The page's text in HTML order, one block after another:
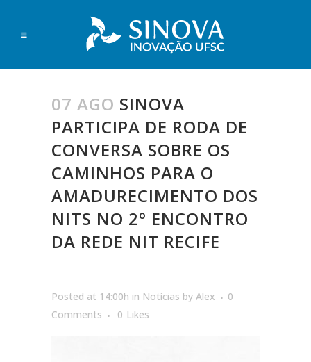
07 AGO SINOVA
PARTICIPA DE RODA DE
CONVERSA SOBRE OS
CAMINHOS PARA O
AMADURECIMENTO DOS
NITS NO 2º ENCONTRO
DA REDE NIT RECIFE
Posted at 14:00h in Notícias by Alex
0
Comments
0 Likes